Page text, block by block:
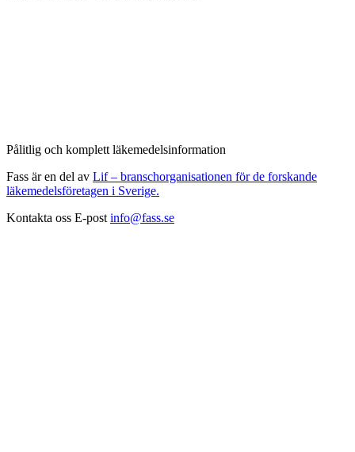
Pålitlig och komplett läkemedelsinformation
Fass är en del av Lif – branschorganisationen för de forskande
läkemedelsföretagen i Sverige.
Kontakta oss E-post info@fass.se